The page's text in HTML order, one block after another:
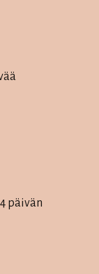
päivän